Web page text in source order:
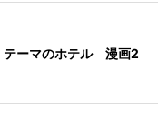
テーマのホテル 漫画2